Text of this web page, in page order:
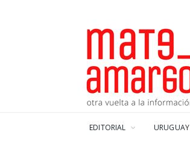
EDITORIAL URUGUAY